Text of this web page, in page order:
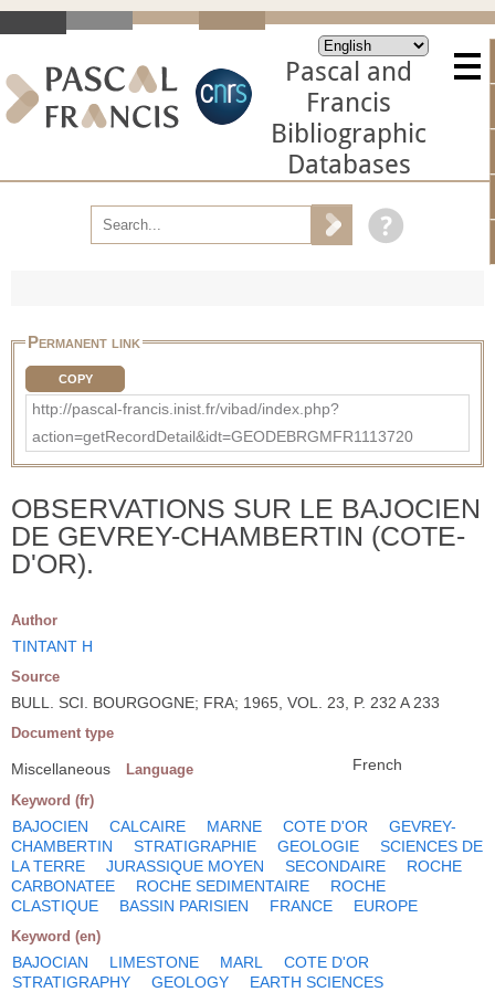
Pascal and
Francis
Bibliographic
Databases
Permanent link
COPY
http://pascal-francis.inist.fr/vibad/index.php?
action=getRecordDetail&idt=GEODEBRGMFR1113720
OBSERVATIONS SUR LE BAJOCIEN
DE GEVREY-CHAMBERTIN (COTE-
D'OR).
Author
TINTANT H
Source
BULL. SCI. BOURGOGNE; FRA; 1965, VOL. 23, P. 232 A 233
Document type
Miscellaneous Language French
Keyword (fr)
BAJOCIEN CALCAIRE MARNE COTE D'OR
GEVREY-
CHAMBERTIN
STRATIGRAPHIE GEOLOGIE
SCIENCES DE
LA TERRE
JURASSIQUE MOYEN SECONDAIRE
ROCHE
CARBONATEE
ROCHE SEDIMENTAIRE
ROCHE
CLASTIQUE
BASSIN PARISIEN FRANCE EUROPE
Keyword (en)
BAJOCIAN LIMESTONE MARL
COTE D'OR
STRATIGRAPHY
GEOLOGY EARTH SCIENCES